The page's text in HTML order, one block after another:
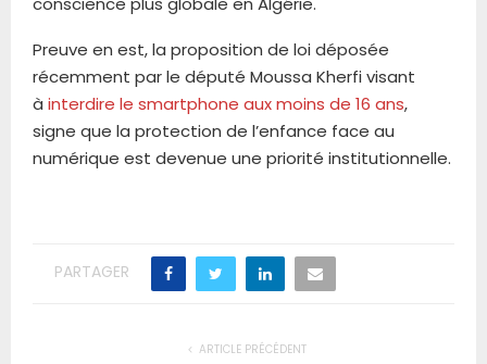
Preuve en est, la proposition de loi déposée
récemment par le député Moussa Kherfi visant
à interdire le smartphone aux moins de 16 ans,
signe que la protection de l’enfance face au
numérique est devenue une priorité institutionnelle.
PARTAGER
ARTICLE PRÉCÉDENT